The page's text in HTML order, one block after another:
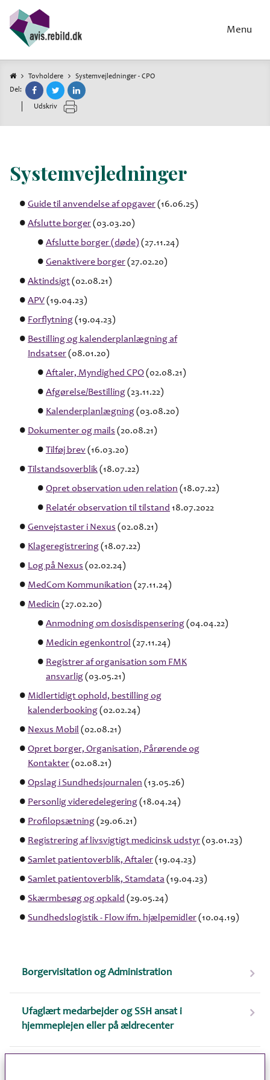
hovedindhold
Menu
Brødkrumme
Tovholdere
Systemvejledninger - CPO
Del:
Udskriv
Borgervisitation og Administration
Ufaglært medarbejder og SSH ansat i
hjemmeplejen eller på ældrecenter
Systemvejledninger
Guide til anvendelse af opgaver(16.06.25)
Afslutte borger(03.03.20)
Afslutte borger (døde) (27.11.24)
Genaktivere borger(27.02.20)
Aktindsigt(02.08.21)
APV(19.04.23)
Forflytning(19.04.23)
Bestilling og kalenderplanlægning af
Indsatser(08.01.20)
Aftaler, Myndighed CPO(02.08.21)
Afgørelse/Bestilling(23.11.22)
Kalenderplanlægning(03.08.20)
Dokumenter og mails (20.08.21)
Tilføj brev(16.03.20)
Tilstandsoverblik(18.07.22)
Opret observation uden relation (18.07.22)
Relatér observation til tilstand 18.07.2022
Genvejstaster i Nexus (02.08.21)
Klageregistrering(18.07.22)
Log på Nexus (02.02.24)
MedCom Kommunikation (27.11.24)
Medicin (27.02.20)
Anmodning om dosisdispensering(04.04.22)
Medicin egenkontrol (27.11.24)
Registrer af organisation som FMK
ansvarlig(03.05.21)
Midlertidigt ophold, bestilling og
kalenderbooking(02.02.24)
Nexus Mobil (02.08.21)
Opret borger, Organisation, Pårørende og
Kontakter(02.08.21)
Opslag i Sundhedsjournalen (13.05.26)
Personlig videredelegering(18.04.24)
Profilopsætning(29.06.21)
Registrering af livsvigtigt medicinsk udstyr(03.01.23)
Samlet patientoverblik, Aftaler(19.04.23)
Samlet patientoverblik, Stamdata (19.04.23)
Skærmbesøg og opkald (29.05.24)
Sundhedslogistik - Flow ifm. hjælpemidler(10.04.19)